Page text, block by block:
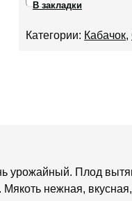
В закладки
Категории: Кабачок,
урожайный. Плод
нежная,